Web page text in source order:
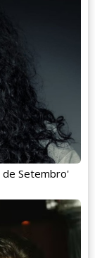
de Setembro'